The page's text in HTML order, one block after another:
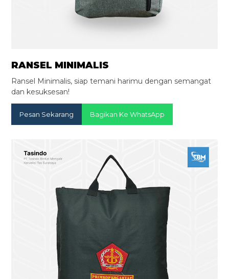
RANSEL MINIMALIS
Ransel Minimalis, siap temani harimu dengan semangat
dan kesuksesan!
Pesan Sekarang Bagikan Ke WhatsApp